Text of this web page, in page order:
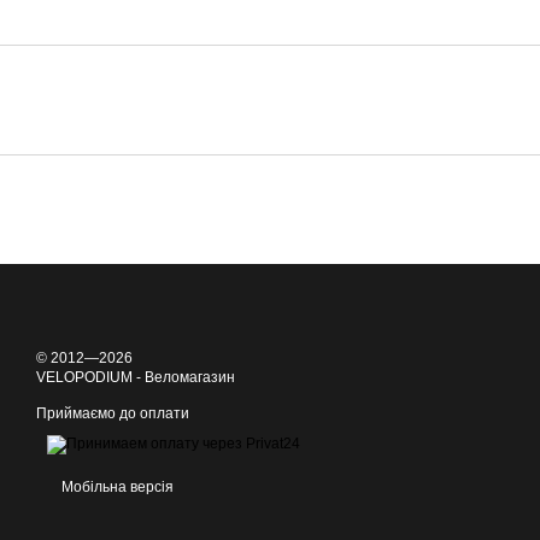
© 2012—2026
VELOPODIUM - Веломагазин
Приймаємо до оплати
Мобільна версія